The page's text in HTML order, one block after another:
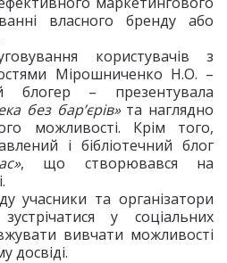
власного бренду або
користувачів з
Мірошниченко Н.О. –
блогер – презентувала
без бар’єрів»та наглядно
можливості. Крім того,
і бібліотечний блог
, що створювався на
учасники та організатори
у соціальних
вивчати можливості
досвіді.